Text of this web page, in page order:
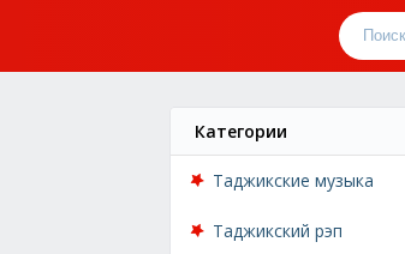
Категории
Таджикские музыка
Таджикский рэп